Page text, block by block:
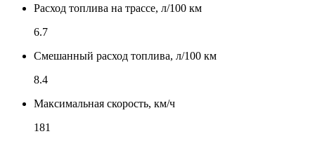
Расход топлива на трассе, л/100 км
6.7
Смешанный расход топлива, л/100 км
8.4
Максимальная скорость, км/ч
181